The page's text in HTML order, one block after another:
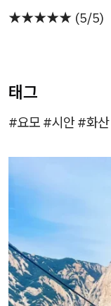
★★★★★ (5/5)
태그
#요모 #시안 #화